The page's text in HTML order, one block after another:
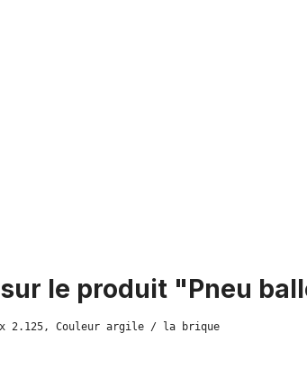
le produit "Pneu
x 2.125, Couleur argile / la brique